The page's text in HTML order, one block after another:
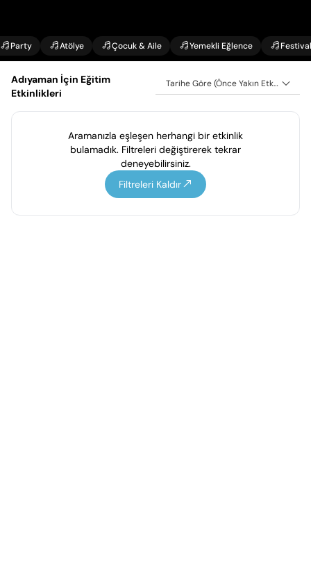
Party Atölye Çocuk & Aile Yemekli Eğlence Festival
Adıyaman İçin Eğitim
Etkinlikleri
Tarihe Göre (Önce Yakın Etkinlikler)
Aramanızla eşleşen herhangi bir etkinlik
bulamadık. Filtreleri değiştirerek tekrar
deneyebilirsiniz.
Filtreleri Kaldır